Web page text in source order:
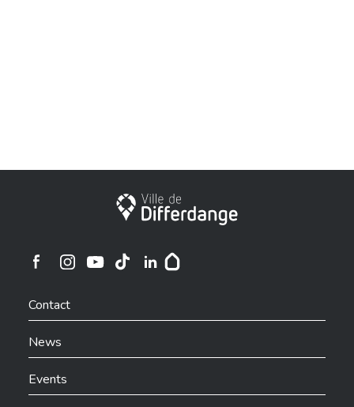
City of Differdange
Ville de Differdange sur Instagram
Contact
News
Events